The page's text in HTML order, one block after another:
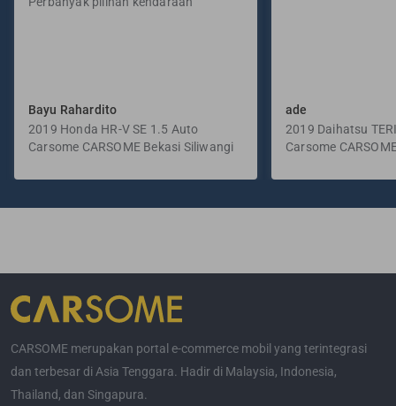
Bayu Rahardito
2019 Honda HR-V SE 1.5 Auto
Carsome CARSOME Bekasi Siliwangi
ade
2019 Daihatsu
Manual
Carsome
CARSOME merupakan portal e-commerce mobil yang terintegrasi
dan terbesar di Asia Tenggara. Hadir di Malaysia, Indonesia,
Thailand, dan Singapura.